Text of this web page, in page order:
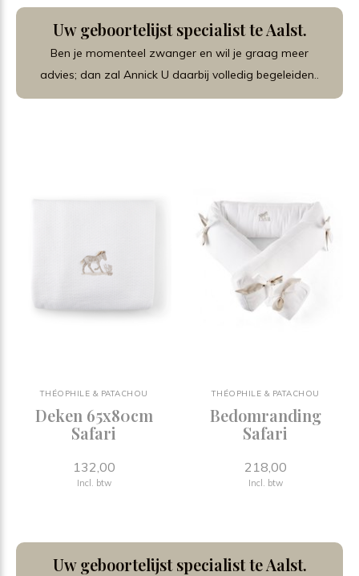
Uw geboortelijst specialist te Aalst.
Ben je momenteel zwanger en wil je graag meer
advies; dan zal Annick U daarbij volledig begeleiden..
THÉOPHILE & PATACHOU
Deken 65x80cm
Safari
132,00
Incl. btw
THÉOPHILE & PATACHOU
Bedomranding
Safari
218,00
Incl. btw
Uw geboortelijst specialist te Aalst.